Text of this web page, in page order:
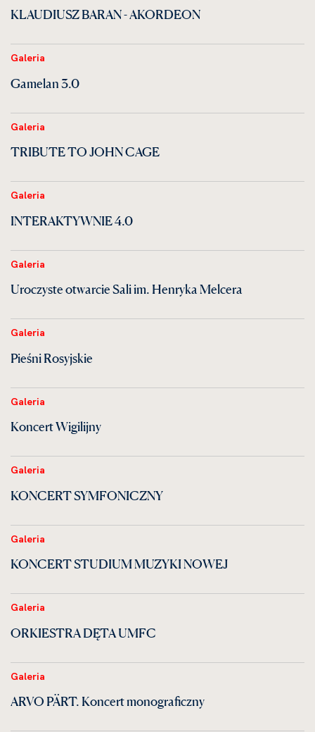
KLAUDIUSZ BARAN - AKORDEON
Galeria
Gamelan 3.0
Galeria
TRIBUTE TO JOHN CAGE
Galeria
INTERAKTYWNIE 4.0
Galeria
Uroczyste otwarcie Sali im. Henryka Melcera
Galeria
Pieśni Rosyjskie
Galeria
Koncert Wigilijny
Galeria
KONCERT SYMFONICZNY
Galeria
KONCERT STUDIUM MUZYKI NOWEJ
Galeria
ORKIESTRA DĘTA UMFC
Galeria
ARVO PÄRT. Koncert monograficzny